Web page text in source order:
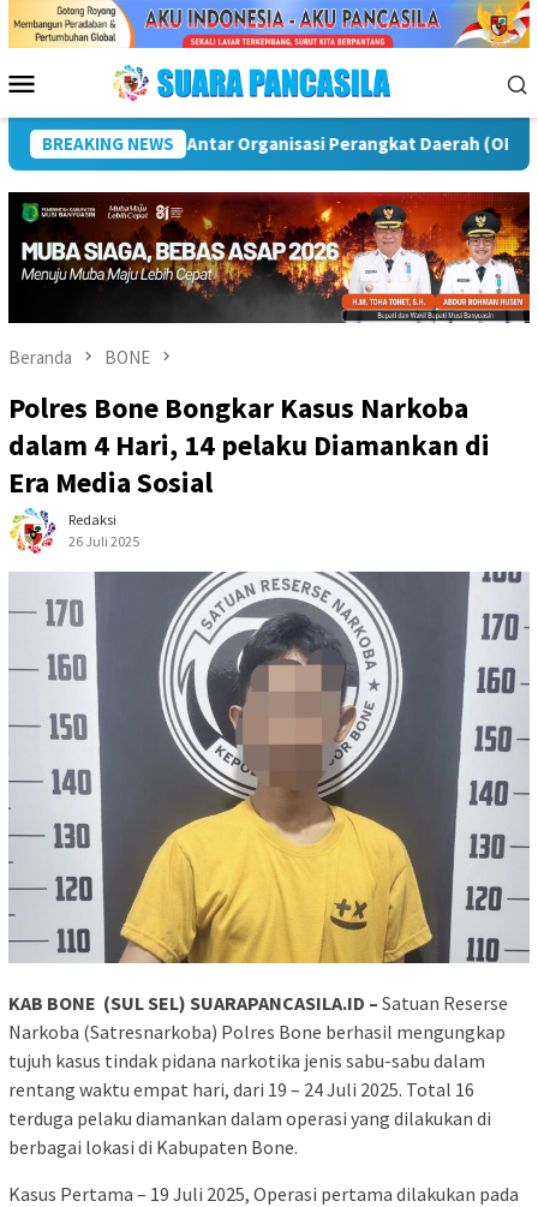
Menu
Mobile
BREAKING NEWSPuncak Peringatan IPeKB Ke-19, Plt Bupati Rejang
Beranda BONE
Polres Bone Bongkar Kasus Narkoba
dalam 4 Hari, 14 pelaku Diamankan di
Era Media Sosial
Redaksi
26 Juli 2025
KAB BONE (SUL SEL) SUARAPANCASILA.ID – Satuan Reserse
Narkoba (Satresnarkoba) Polres Bone berhasil mengungkap
tujuh kasus tindak pidana narkotika jenis sabu-sabu dalam
rentang waktu empat hari, dari 19 – 24 Juli 2025. Total 16
terduga pelaku diamankan dalam operasi yang dilakukan di
berbagai lokasi di Kabupaten Bone.
Kasus Pertama – 19 Juli 2025, Operasi pertama dilakukan pada